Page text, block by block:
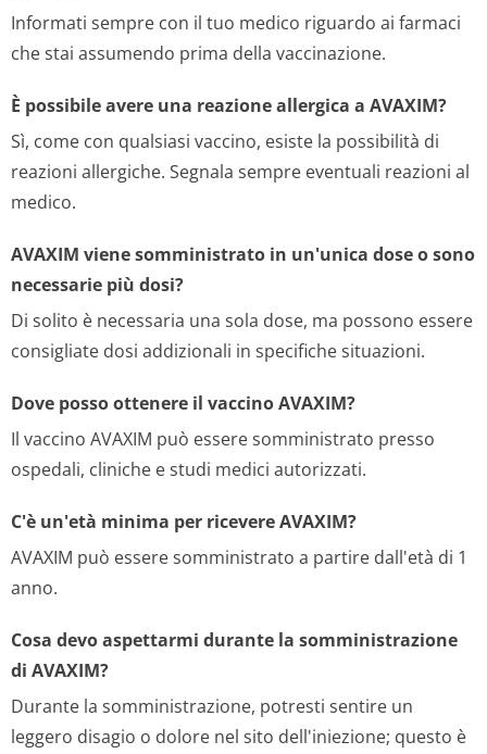
Informati sempre con il tuo medico riguardo ai farmaci
che stai assumendo prima della vaccinazione.
È possibile avere una reazione allergica a AVAXIM?
Sì, come con qualsiasi vaccino, esiste la possibilità di
reazioni allergiche. Segnala sempre eventuali reazioni al
medico.
AVAXIM viene somministrato in un'unica dose o sono
necessarie più dosi?
Di solito è necessaria una sola dose, ma possono essere
consigliate dosi addizionali in specifiche situazioni.
Dove posso ottenere il vaccino AVAXIM?
Il vaccino AVAXIM può essere somministrato presso
ospedali, cliniche e studi medici autorizzati.
C'è un'età minima per ricevere AVAXIM?
AVAXIM può essere somministrato a partire dall'età di 1
anno.
Cosa devo aspettarmi durante la somministrazione
di AVAXIM?
Durante la somministrazione, potresti sentire un
leggero disagio o dolore nel sito dell'iniezione; questo è